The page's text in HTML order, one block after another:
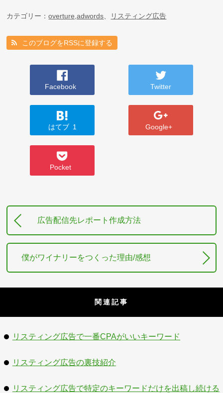
カテゴリー：overture,adwords リスティング広告
このブログをRSSに登録する
Facebook Twitter
はてブ 1 Google+
Pocket
広告配信先レポート作成方法
僕がワイナリーをつくった理由/感想
関連記事
リスティング広告で一番CPAがいいキーワード
リスティング広告の裏技紹介
リスティング広告で特定のキーワードだけを出稿し続ける